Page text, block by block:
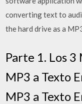
converting text to
the hard drive as a
Parte 1. Los
MP3 a Texto
MP3 a Texto